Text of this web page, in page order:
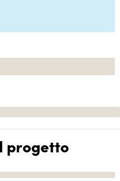
progetto